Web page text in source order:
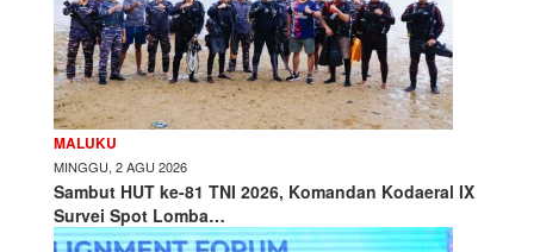
MALUKU
MINGGU, 2 AGU 2026
Sambut HUT ke-81 TNI 2026, Komandan Kodaeral IX
Survei Spot Lomba…